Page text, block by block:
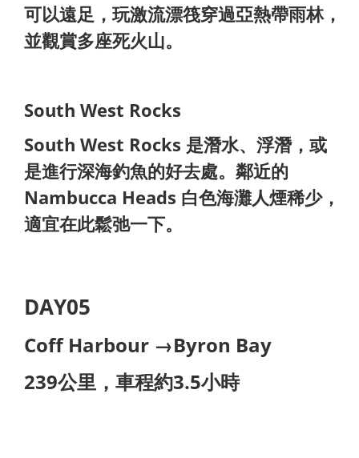
可以遠足，玩激流漂筏穿過亞熱帶雨林，
並觀賞多座死火山。
South West Rocks
South West Rocks 是潛水、浮潛，或
是進行深海釣魚的好去處。鄰近的
Nambucca Heads 白色海灘人煙稀少，
適宜在此鬆弛一下。
DAY05
Coff Harbour →Byron Bay
239公里，車程約3.5小時